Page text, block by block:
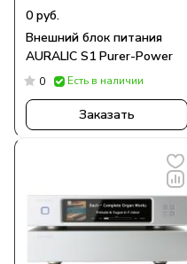
0 руб.
Внешний блок питания
AURALIC S1 Purer-Power
0 Есть в наличии
Заказать